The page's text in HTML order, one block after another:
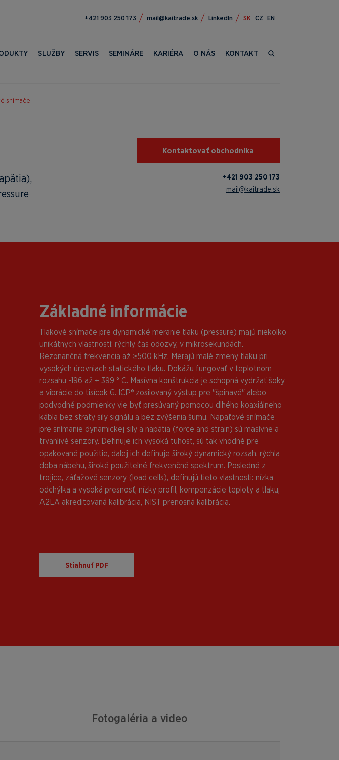
371 052 309 124+ ks.edartiak@liam LinkedIn SK CZ EN
SLUŽBY SERVIS SEMINÁRE KARIÉRA O NÁS KONTAKT
snímače
Kontaktovať obchodníka
+421 903 250 173
mail@kaitrade.sk
Základné informácie
Tlakové snímače pre dynamické meranie tlaku (pressure) majú niekoľko
unikátnych vlastností: rýchly čas odozvy, v mikrosekundách.
Rezonančná frekvencia až ≥500 kHz. Merajú malé zmeny tlaku pri
vysokých úrovniach statického tlaku. Dokážu fungovať v teplotnom
rozsahu -196 až + 399 ° C. Masívna konštrukcia je schopná vydržať šoky
a vibrácie do tisícok G. ICP® zosilovaný výstup pre "špinavé" alebo
podvodné podmienky vie byť presúvaný pomocou dlhého koaxiálneho
kábla bez straty sily signálu a bez zvýšenia šumu. Napäťové snímače
pre snímanie dynamickej sily a napätia (force and strain) sú masívne a
trvanlivé senzory. Definuje ich vysoká tuhosť, sú tak vhodné pre
opakované použitie, ďalej ich definuje široký dynamický rozsah, rýchla
doba nábehu, široké použiteľné frekvenčné spektrum. Posledné z
trojice, záťažové senzory (load cells), definujú tieto vlastnosti: nízka
odchýlka a vysoká presnosť, nízky profil, kompenzácie teploty a tlaku,
A2LA akreditovaná kalibrácia, NIST prenosná kalibrácia.
Stiahnuť PDF
Fotogaléria a video